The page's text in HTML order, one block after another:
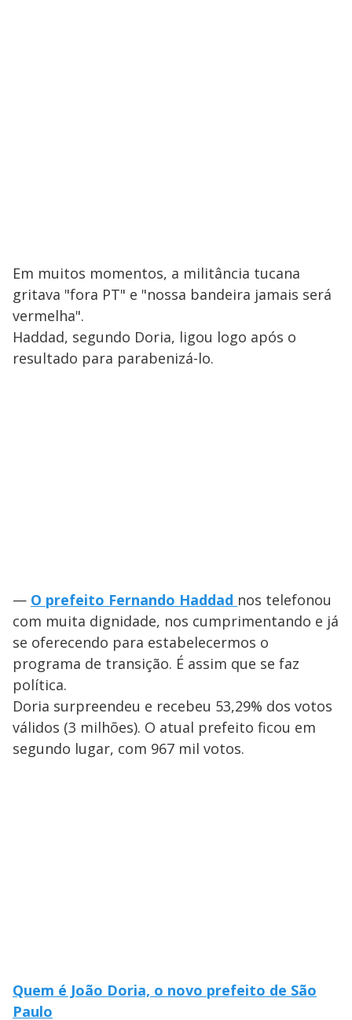
Em muitos momentos, a militância tucana
gritava "fora PT" e "nossa bandeira jamais será
vermelha".
Haddad, segundo Doria, ligou logo após o
resultado para parabenizá-lo.
— O prefeito Fernando Haddad nos telefonou
com muita dignidade, nos cumprimentando e já
se oferecendo para estabelecermos o
programa de transição. É assim que se faz
política.
Doria surpreendeu e recebeu 53,29% dos votos
válidos (3 milhões). O atual prefeito ficou em
segundo lugar, com 967 mil votos.
Quem é João Doria, o novo prefeito de São
Paulo